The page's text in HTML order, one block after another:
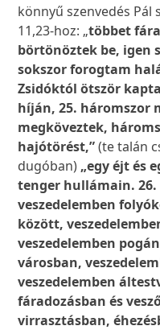
könnyű szenvedés Pál
11,23-hoz: „többet
börtönöztek be, igen
sokszor forogtam
Zsidóktól ötször
híján, 25. háromszor
megköveztek,
hajótörést,”(te talán
dugóban) „egy éjt és
tenger hullámain.
veszedelemben
között,
veszedelemben
városban,
veszedelemben
fáradozásban és
virrasztásban,